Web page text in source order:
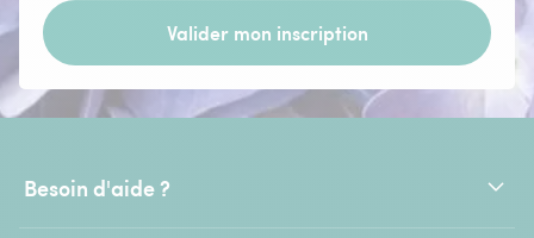
Valider mon inscription
Besoin d'aide ?